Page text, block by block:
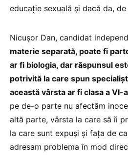
educație sexuală și dacă da,
Nicușor Dan, candidat
materie separată, poate fi
ar fi biologia, dar răspunsul
potrivită la care spun
această vârsta ar fi clasa a VI-
pe de-o parte nu afectăm
altă parte, vârsta la care să îi
la care sunt expuși și fața de
adresam problema în mod